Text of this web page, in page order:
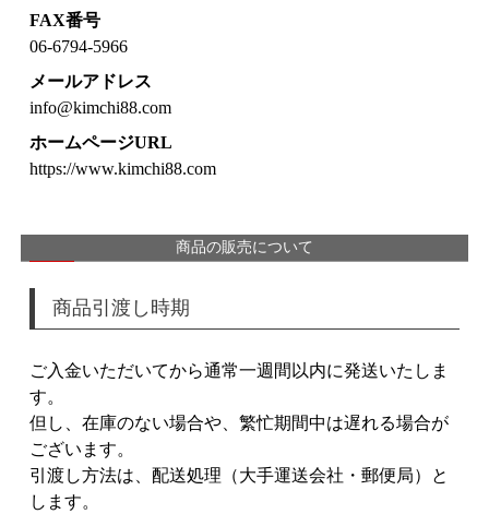
FAX番号
06-6794-5966
メールアドレス
info@kimchi88.com
ホームページURL
https://www.kimchi88.com
商品の販売について
商品引渡し時期
ご入金いただいてから通常一週間以内に発送いたしま
す。
但し、在庫のない場合や、繁忙期間中は遅れる場合が
ございます。
引渡し方法は、配送処理（大手運送会社・郵便局）と
します。